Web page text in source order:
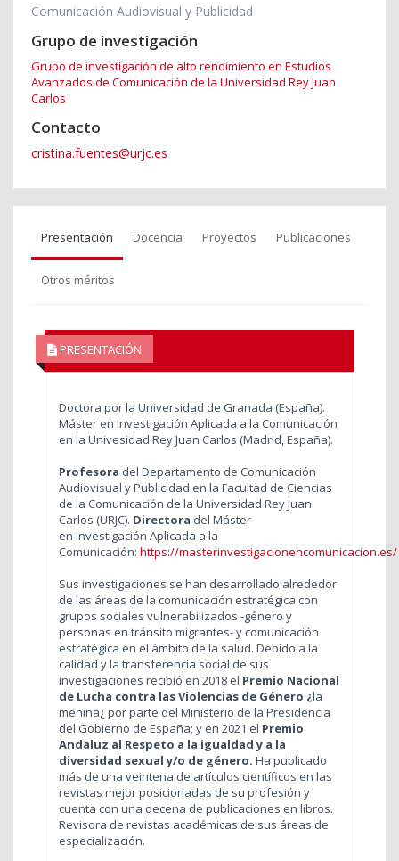
Comunicación Audiovisual y Publicidad
Grupo de investigación
Grupo de investigación de alto rendimiento en Estudios
Avanzados de Comunicación de la Universidad Rey Juan
Carlos
Contacto
cristina.fuentes@urjc.es
Presentación Docencia Proyectos Publicaciones
Otros méritos
PRESENTACIÓN
Doctora por la Universidad de Granada (España).
Máster en Investigación Aplicada a la Comunicación
en la Univesidad Rey Juan Carlos (Madrid, España).
Profesora del Departamento de Comunicación
Audiovisual y Publicidad en la Facultad de Ciencias
de la Comunicación de la Universidad Rey Juan
Carlos (URJC). Directora del Máster
en Investigación Aplicada a la
Comunicación: https://masterinvestigacionencomunicacion.es/
Sus investigaciones se han desarrollado alrededor
de las áreas de la comunicación estratégica con
grupos sociales vulnerabilizados -género y
personas en tránsito migrantes- y comunicación
estratégica en el ámbito de la salud. Debido a la
calidad y la transferencia social de sus
investigaciones recibió en 2018 el Premio Nacional
de Lucha contra las Violencias de Género ¿la
menina¿ por parte del Ministerio de la Presidencia
del Gobierno de España; y en 2021 el Premio
Andaluz al Respeto a la igualdad y a la
diversidad sexual y/o de género. Ha publicado
más de una veintena de artículos científicos en las
revistas mejor posicionadas de su profesión y
cuenta con una decena de publicaciones en libros.
Revisora de revistas académicas de sus áreas de
especialización.